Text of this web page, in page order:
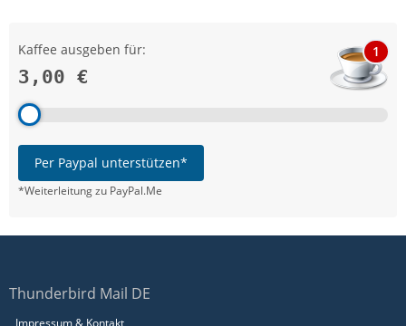
Kaffee ausgeben für:
3,00 €
1
Per Paypal unterstützen*
*Weiterleitung zu PayPal.Me
Thunderbird Mail DE